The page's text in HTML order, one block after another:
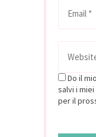
Do il
salvi i
per il